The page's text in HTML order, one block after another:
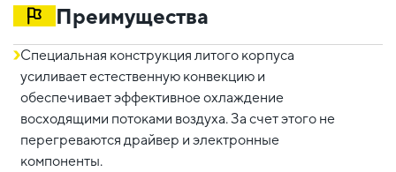
Преимущества
Специальная конструкция литого корпуса
усиливает естественную конвекцию и
обеспечивает эффективное охлаждение
восходящими потоками воздуха. За счет этого не
перегреваются драйвер и электронные
компоненты.